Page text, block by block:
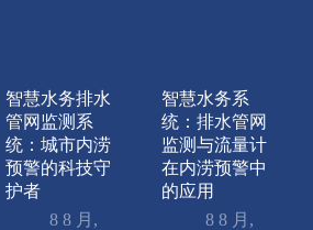
智慧水务排水
管网监测系
统：城市内涝
预警的科技守
护者
8 8 月,
智慧水务系
统：排水管网
监测与流量计
在内涝预警中
的应用
8 8 月,